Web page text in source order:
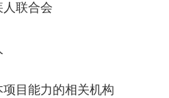
联合会
目能力的相关机构